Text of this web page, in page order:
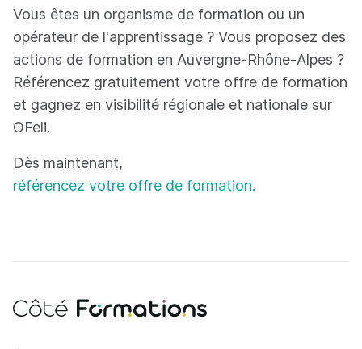
Vous êtes un organisme de formation ou un
opérateur de l'apprentissage ? Vous proposez des
actions de formation en Auvergne-Rhône-Alpes ?
Référencez gratuitement votre offre de formation
et gagnez en visibilité régionale et nationale sur
OFeli.
Dès maintenant,
référencez votre offre de formation.